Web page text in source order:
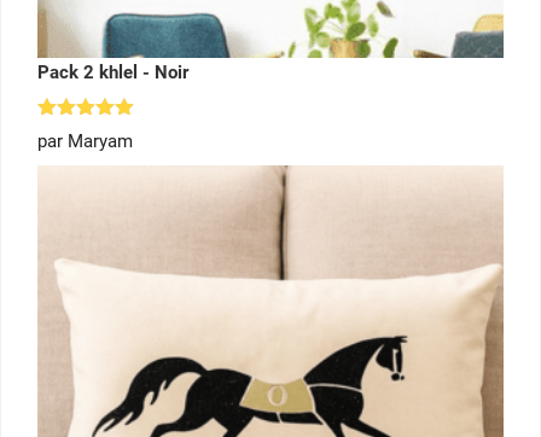
Pack 2 khlel - Noir
Note
sur 5
par Maryam